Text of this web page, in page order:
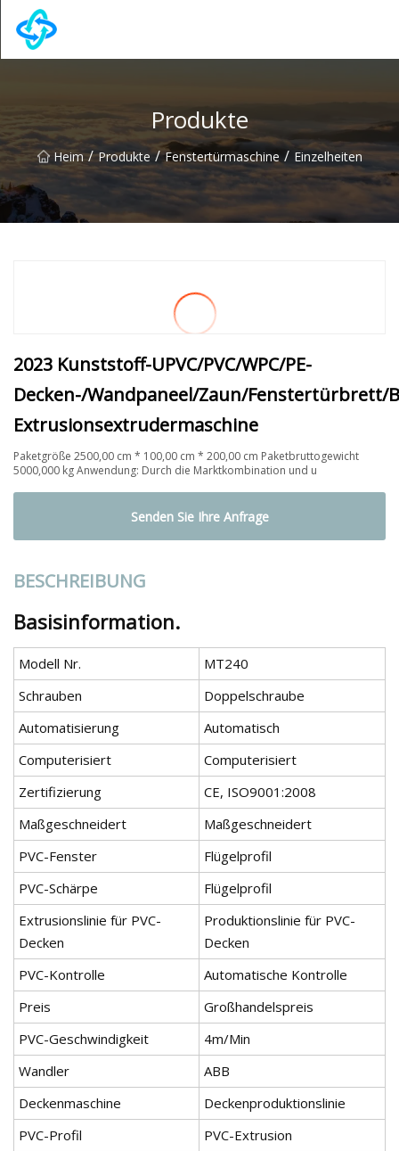
Produkte
Heim / Produkte / Fenstertürmaschine / Einzelheiten
2023 Kunststoff-UPVC/PVC/WPC/PE-
Decken-/Wandpaneel/Zaun/Fenstertürbrett/
Extrusionsextrudermaschine
Paketgröße 2500,00 cm * 100,00 cm * 200,00 cm Paketbruttogewicht
5000,000 kg Anwendung: Durch die Marktkombination und u
Senden Sie Ihre Anfrage
BESCHREIBUNG
Basisinformation.
Modell Nr.
MT240
Schrauben
Doppelschraube
Automatisierung
Automatisch
Computerisiert
Computerisiert
Zertifizierung
CE, ISO9001:2008
Maßgeschneidert
Maßgeschneidert
PVC-Fenster
Flügelprofil
PVC-Schärpe
Flügelprofil
Extrusionslinie für PVC-
Decken
Produktionslinie für PVC-
Decken
PVC-Kontrolle
Automatische Kontrolle
Preis
Großhandelspreis
PVC-Geschwindigkeit
4m/Min
Wandler
ABB
Deckenmaschine
Deckenproduktionslinie
PVC-Profil
PVC-Extrusion